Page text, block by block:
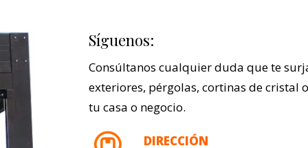
Síguenos:
Consúltanos cualquier duda que te
exteriores, pérgolas, cortinas de cristal
tu casa o negocio.
DIRECCIÓN